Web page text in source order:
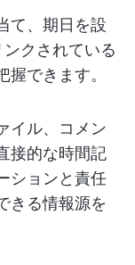
て、期日を設
ンクされている
できます。
イル、コメン
接的な時間記
ションと責任
きる情報源を